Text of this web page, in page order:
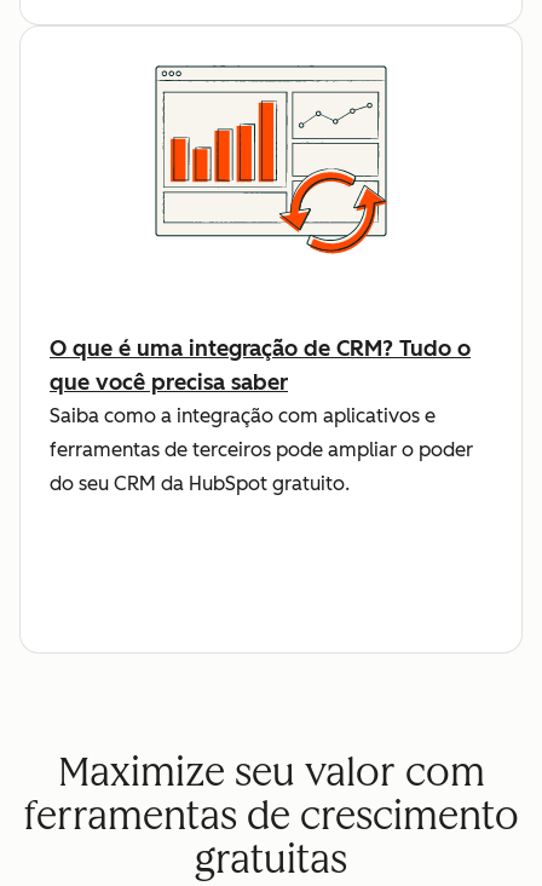
O que é uma integração de CRM? Tudo o
que você precisa saber
Saiba como a integração com aplicativos e
ferramentas de terceiros pode ampliar o poder
do seu CRM da HubSpot gratuito.
Maximize seu valor com
ferramentas de crescimento
gratuitas